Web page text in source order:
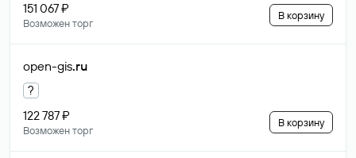
151 067 ₽
Возможен торг
В корзину
open-gis.ru
?
122 787 ₽
Возможен торг
В корзину